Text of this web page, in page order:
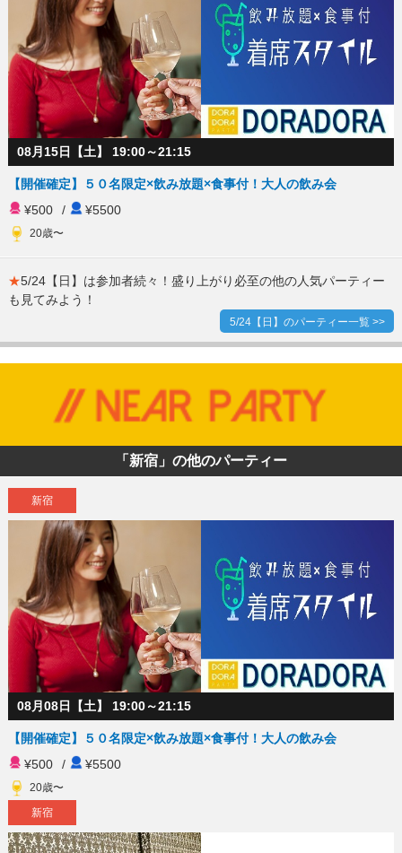
08月15日【土】 19:00～21:15
【開催確定】５０名限定×飲み放題×食事付！大人の飲み会
¥500
/ ¥5500
20歳〜
★5/24【日】は参加者続々！盛り上がり必至の他の人気パーティー
も見てみよう！
5/24【日】のパーティー一覧 >>
「新宿」の他のパーティー
新宿
08月08日【土】 19:00～21:15
【開催確定】５０名限定×飲み放題×食事付！大人の飲み会
¥500
/ ¥5500
20歳〜
新宿